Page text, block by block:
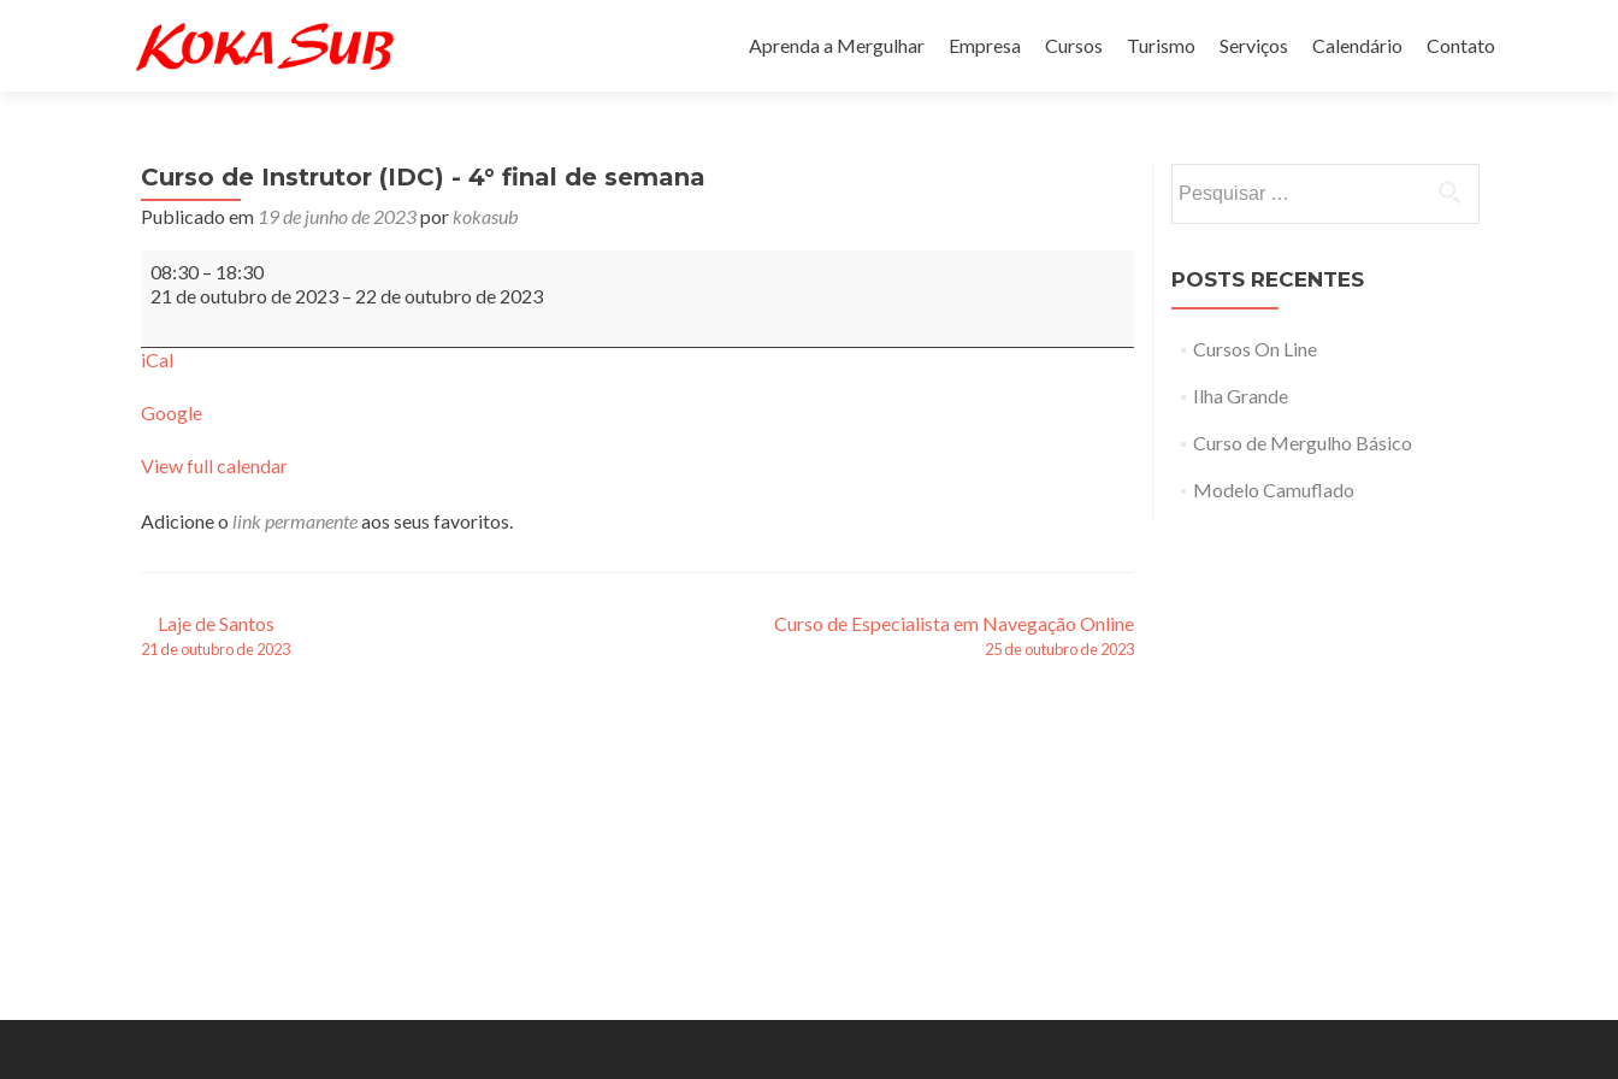
para
Aprenda a Mergulhar Empresa Cursos Turismo Serviços Calendário Contato
Curso de Instrutor (IDC) - 4° final de semana
Publicado em 19 de junho de 2023por kokasub
Curso
de
Instrutor
-
final
08:30 – 18:30
21 de outubro de 2023 – 22 de outubro de 2023
iCal
Google
View full calendar
Adicione o link permanenteaos seus favoritos.
Navegação
Laje de Santos
21 de outubro de 2023
Curso de Especialista em Navegação Online
25 de outubro de 2023
por:
POSTS RECENTES
Cursos On Line
Ilha Grande
Curso de Mergulho Básico
Modelo Camuflado